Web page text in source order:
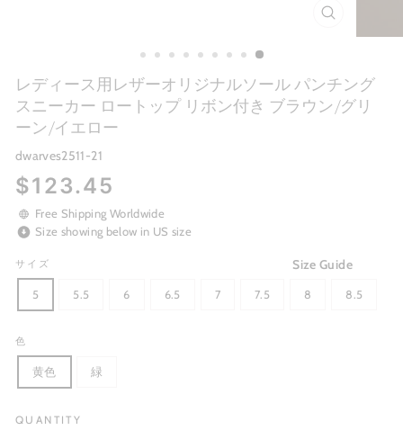
(ESC)
レディース用レザーオリジナルソール パンチング
スニーカー ロートップ リボン付き ブラウン/グリ
ーン/イエロー
dwarves2511-21
Regular
price
$123.45
Free Shipping Worldwide
Size showing below in US size
Size Guide
サイズ
5 5.5 6 6.5 7 7.5 8 8.5
色
黄色 緑
QUANTITY